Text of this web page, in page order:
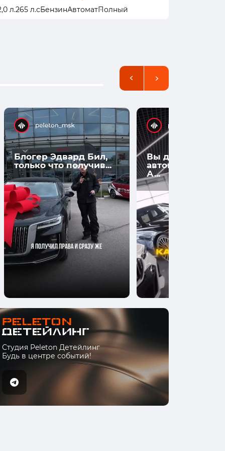
л.265 л.сБензинАвтоматПолный
Блогер Эдвард Бил,
только что получив...
Вы думаете, что
автомобили
А...
Студия Peleton Детейлинг
Будь в центре событий!